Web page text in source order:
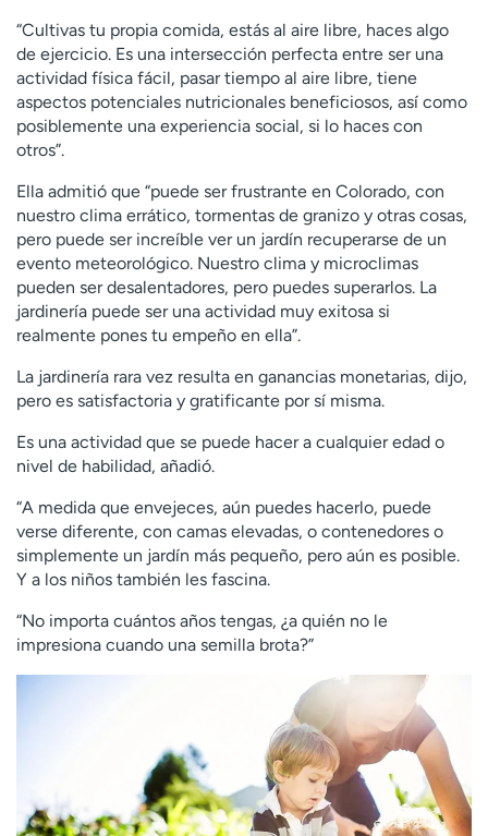
“Cultivas tu propia comida, estás al aire libre, haces algo
de ejercicio. Es una intersección perfecta entre ser una
actividad física fácil, pasar tiempo al aire libre, tiene
aspectos potenciales nutricionales beneficiosos, así como
posiblemente una experiencia social, si lo haces con
otros”.
Ella admitió que “puede ser frustrante en Colorado, con
nuestro clima errático, tormentas de granizo y otras cosas,
pero puede ser increíble ver un jardín recuperarse de un
evento meteorológico. Nuestro clima y microclimas
pueden ser desalentadores, pero puedes superarlos. La
jardinería puede ser una actividad muy exitosa si
realmente pones tu empeño en ella”.
La jardinería rara vez resulta en ganancias monetarias, dijo,
pero es satisfactoria y gratificante por sí misma.
Es una actividad que se puede hacer a cualquier edad o
nivel de habilidad, añadió.
“A medida que envejeces, aún puedes hacerlo, puede
verse diferente, con camas elevadas, o contenedores o
simplemente un jardín más pequeño, pero aún es posible.
Y a los niños también les fascina.
“No importa cuántos años tengas, ¿a quién no le
impresiona cuando una semilla brota?”